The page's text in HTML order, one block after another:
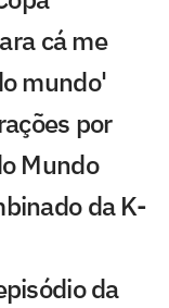
cá me
mundo'
por
Mundo
da K-
da